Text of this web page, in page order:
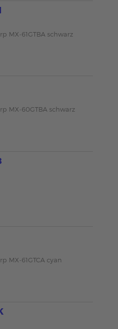
MX-61GTBA schwarz
MX-60GTBA schwarz
MX-61GTCA cyan